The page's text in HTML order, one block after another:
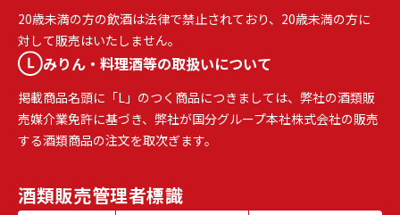
20歳未満の方の飲酒は法律で禁止されており、20歳未満の方に
対して販売はいたしません。
みりん・料理酒等の取扱いについて
掲載商品名頭に「L」のつく商品につきましては、弊社の酒類販
売媒介業免許に基づき、弊社が国分グループ本社株式会社の販売
する酒類商品の注文を取次ぎます。
酒類販売管理者標識